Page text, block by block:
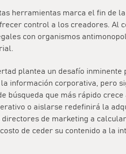
herramientas marca el fin de
control a los creadores. Al
con organismos
plantea un desafío
información corporativa, pero
búsqueda que más rápido
o aislarse redefinirá la
directores de marketing a
de ceder su contenido a la